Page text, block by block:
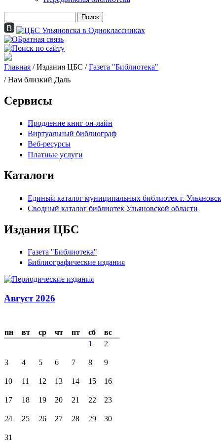
Форма поиска
Вы здесь
Главная / Издания ЦБС / Газета "Библиотека"
/ Нам близкий Даль
Сервисы
Продление книг он-лайн
Виртуальный библиограф
Веб-ресурсы
Платные услуги
Каталоги
Единый каталог муниципальных библиотек г.
Сводный каталог библиотек Ульяновской области
Издания ЦБС
Газета "Библиотека"
Библиографические издания
Август 2026
пн вт ср чт пт сб
вс
1
2
3 4 5 6 7 8 9
10 11 12 13 14 15 16
17 18 19 20 21 22 23
24 25 26 27 28 29 30
31